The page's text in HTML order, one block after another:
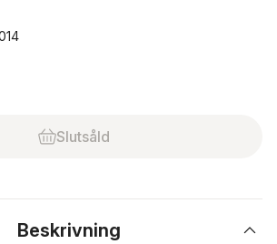
antal röster:
Slutsåld
Beskrivning